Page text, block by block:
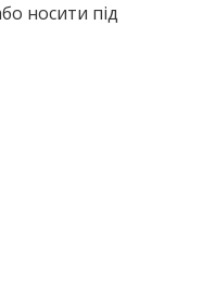
носити під